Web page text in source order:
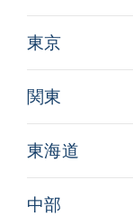
東京
関東
東海道
中部